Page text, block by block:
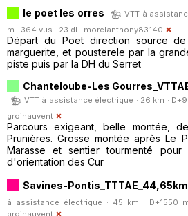
le poet les orres
VTT à
m · 364 vus · 23 dl · morelanthony83140
Départ du Poet direction source
marguerite, et pousterele par la
piste puis par la DH du Serret
Chanteloube-Les
VTT à assistance électrique · 26 km ·
groinauvent
Parcours exigeant, belle montée,
Prunières. Grosse montée après Le
Marasse et sentier tourmenté
d'orientation des Cur
Savines-
à assistance électrique · 45 km · D+1550
groinauvent